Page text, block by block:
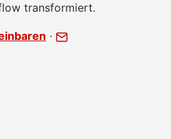
transformiert.
·